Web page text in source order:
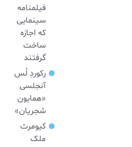
فیلمنامه
سینمایی
که اجازه
ساخت
گرفتند
رکوردِ لُس
آنجلسی
«همایون
شجریان»
کیومرث
ملک